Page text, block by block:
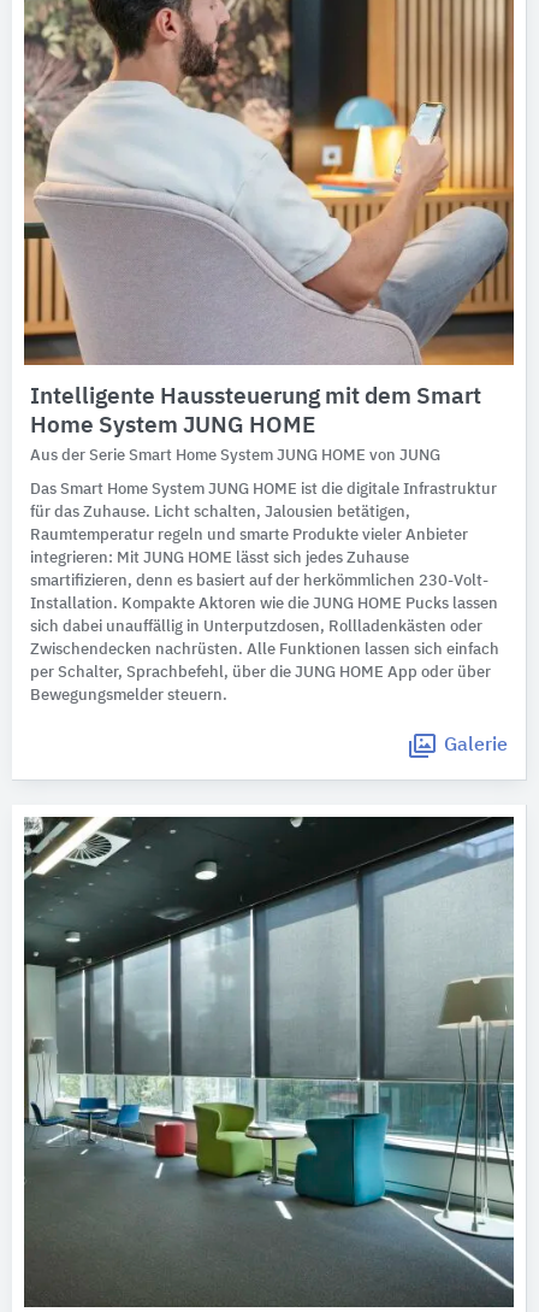
Intelligente Haussteuerung mit dem Smart
Home System JUNG HOME
Aus der Serie Smart Home System JUNG HOME von JUNG
Das Smart Home System JUNG HOME ist die digitale Infrastruktur
für das Zuhause. Licht schalten, Jalousien betätigen,
Raumtemperatur regeln und smarte Produkte vieler Anbieter
integrieren: Mit JUNG HOME lässt sich jedes Zuhause
smartifizieren, denn es basiert auf der herkömmlichen 230-Volt-
Installation. Kompakte Aktoren wie die JUNG HOME Pucks lassen
sich dabei unauffällig in Unterputzdosen, Rollladenkästen oder
Zwischendecken nachrüsten. Alle Funktionen lassen sich einfach
per Schalter, Sprachbefehl, über die JUNG HOME App oder über
Bewegungsmelder steuern.
Galerie